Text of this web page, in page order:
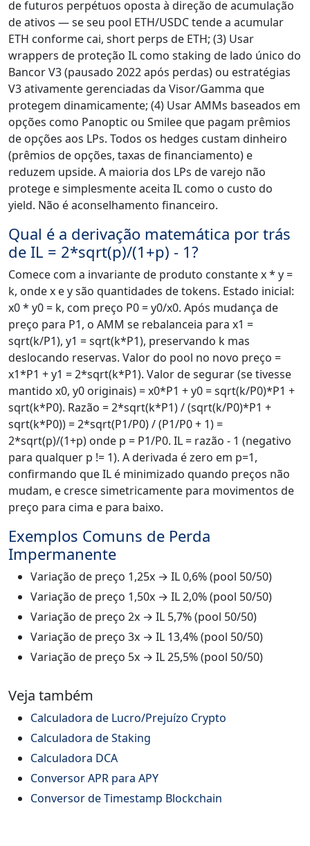
de futuros perpétuos oposta à direção de acumulação
de ativos — se seu pool ETH/USDC tende a acumular
ETH conforme cai, short perps de ETH; (3) Usar
wrappers de proteção IL como staking de lado único do
Bancor V3 (pausado 2022 após perdas) ou estratégias
V3 ativamente gerenciadas da Visor/Gamma que
protegem dinamicamente; (4) Usar AMMs baseados em
opções como Panoptic ou Smilee que pagam prêmios
de opções aos LPs. Todos os hedges custam dinheiro
(prêmios de opções, taxas de financiamento) e
reduzem upside. A maioria dos LPs de varejo não
protege e simplesmente aceita IL como o custo do
yield. Não é aconselhamento financeiro.
Qual é a derivação matemática por trás
de IL = 2*sqrt(p)/(1+p) - 1?
Comece com a invariante de produto constante x * y =
k, onde x e y são quantidades de tokens. Estado inicial:
x0 * y0 = k, com preço P0 = y0/x0. Após mudança de
preço para P1, o AMM se rebalanceia para x1 =
sqrt(k/P1), y1 = sqrt(k*P1), preservando k mas
deslocando reservas. Valor do pool no novo preço =
x1*P1 + y1 = 2*sqrt(k*P1). Valor de segurar (se tivesse
mantido x0, y0 originais) = x0*P1 + y0 = sqrt(k/P0)*P1 +
sqrt(k*P0). Razão = 2*sqrt(k*P1) / (sqrt(k/P0)*P1 +
sqrt(k*P0)) = 2*sqrt(P1/P0) / (P1/P0 + 1) =
2*sqrt(p)/(1+p) onde p = P1/P0. IL = razão - 1 (negativo
para qualquer p != 1). A derivada é zero em p=1,
confirmando que IL é minimizado quando preços não
mudam, e cresce simetricamente para movimentos de
preço para cima e para baixo.
Exemplos Comuns de Perda
Impermanente
Variação de preço 1,25x → IL 0,6% (pool 50/50)
Variação de preço 1,50x → IL 2,0% (pool 50/50)
Variação de preço 2x → IL 5,7% (pool 50/50)
Variação de preço 3x → IL 13,4% (pool 50/50)
Variação de preço 5x → IL 25,5% (pool 50/50)
Veja também
Calculadora de Lucro/Prejuízo Crypto
Calculadora de Staking
Calculadora DCA
Conversor APR para APY
Conversor de Timestamp Blockchain